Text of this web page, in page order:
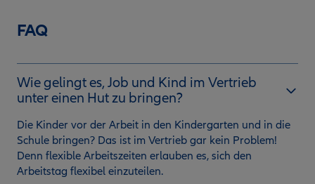
FAQ
Wie gelingt es, Job und Kind im Vertrieb
unter einen Hut zu bringen?
Die Kinder vor der Arbeit in den Kindergarten und in die
Schule bringen? Das ist im Vertrieb gar kein Problem!
Denn flexible Arbeitszeiten erlauben es, sich den
Arbeitstag flexibel einzuteilen.